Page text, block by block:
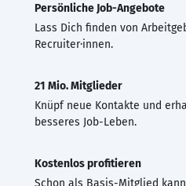
Persönliche Job-Angebote
Lass Dich finden von
Recruiter·innen.
21 Mio. Mitglieder
Knüpf neue Kontakte und
besseres Job-Leben.
Kostenlos profitieren
Schon als Basis-Mitglied